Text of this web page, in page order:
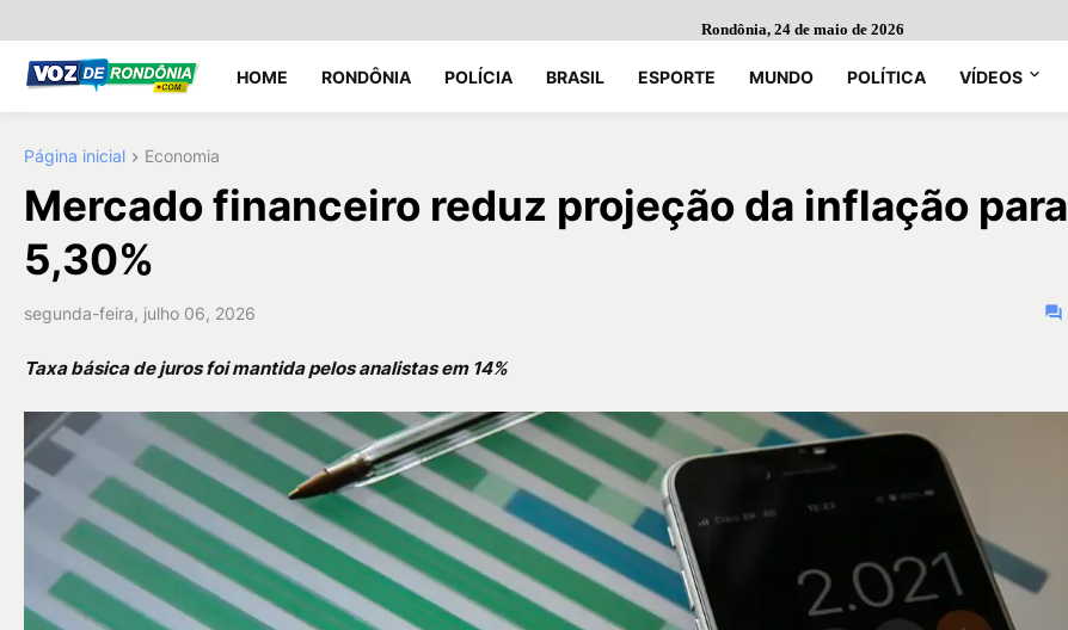
Rondônia, 24 de maio de 2026
HOME RONDÔNIA POLÍCIA BRASIL ESPORTE MUNDO POLÍTICA VÍDEOS
Página inicial Economia
Mercado financeiro reduz projeção da inflação para
5,30%
segunda-feira, julho 06, 2026
Taxa básica de juros foi mantida pelos analistas em 14%